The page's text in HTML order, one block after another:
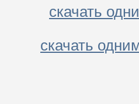
скачать
скачать